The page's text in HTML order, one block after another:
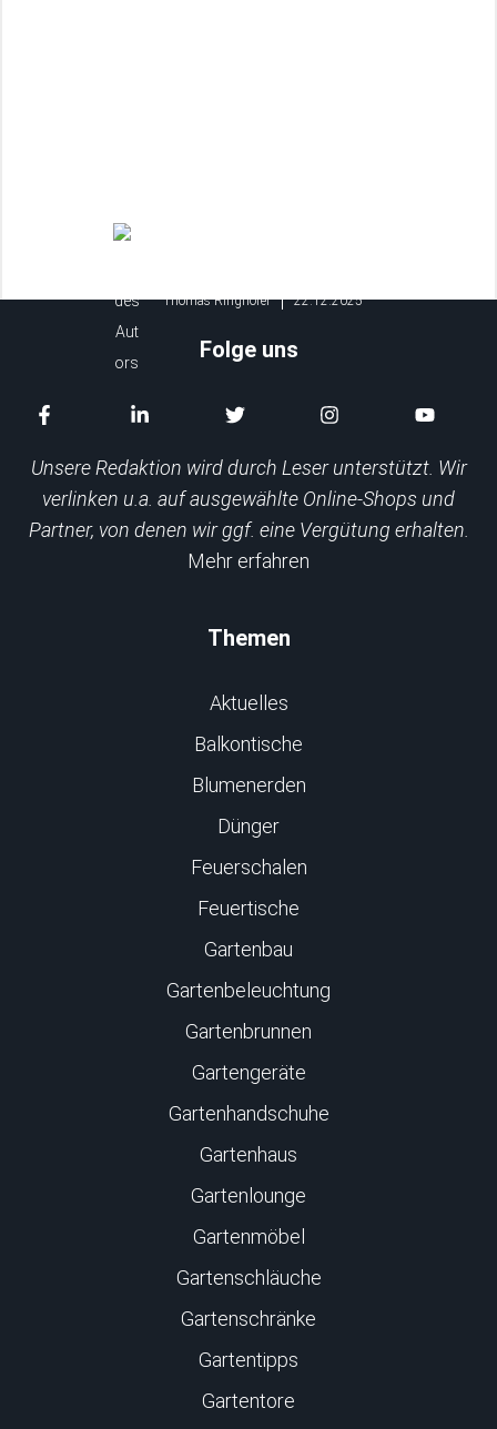
Thomas Ringhofer 22.12.2025
Folge uns
Unsere Redaktion wird durch Leser unterstützt. Wir
verlinken u.a. auf ausgewählte Online-Shops und
Partner, von denen wir ggf. eine Vergütung erhalten.
Mehr erfahren
Themen
Aktuelles
Balkontische
Blumenerden
Dünger
Feuerschalen
Feuertische
Gartenbau
Gartenbeleuchtung
Gartenbrunnen
Gartengeräte
Gartenhandschuhe
Gartenhaus
Gartenlounge
Gartenmöbel
Gartenschläuche
Gartenschränke
Gartentipps
Gartentore